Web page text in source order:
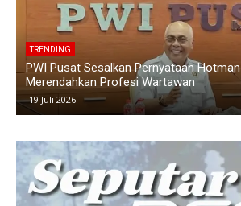
TRENDING
Polemik Siswa Tidak Naik Kelas di
Memanas, Wali Murid Tuding Sekolah
24 Juni 2026